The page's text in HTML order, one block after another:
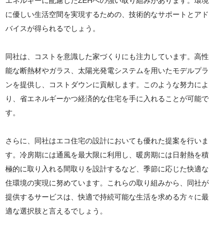
に優しい生活空間を実現するための、技術的なサポートとアド
バイスが得られるでしょう。
同社は、コストを意識した家づくりにも注力しています。高性
能な断熱材やガラス、太陽光発電システムを用いたモデルプラ
ンを提供し、コストダウンに貢献します。このような努力によ
り、省エネルギーかつ経済的な住宅を手に入れることが可能で
す。
さらに、同社はエコ住宅の設計においても優れた提案を行いま
す。冷房期には通風を最大限に利用し、暖房期には日射熱を積
極的に取り入れる間取りを設計するなど、季節に応じた快適な
住環境の実現に努めています。これらの取り組みから、同社が
提供するサービスは、快適で持続可能な生活を求める方々に最
適な選択肢と言えるでしょう。